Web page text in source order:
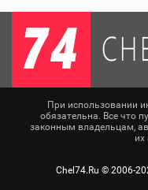
При использовании
обязательна. Все что
законным владельцам,
их
Chel74.Ru © 2006-